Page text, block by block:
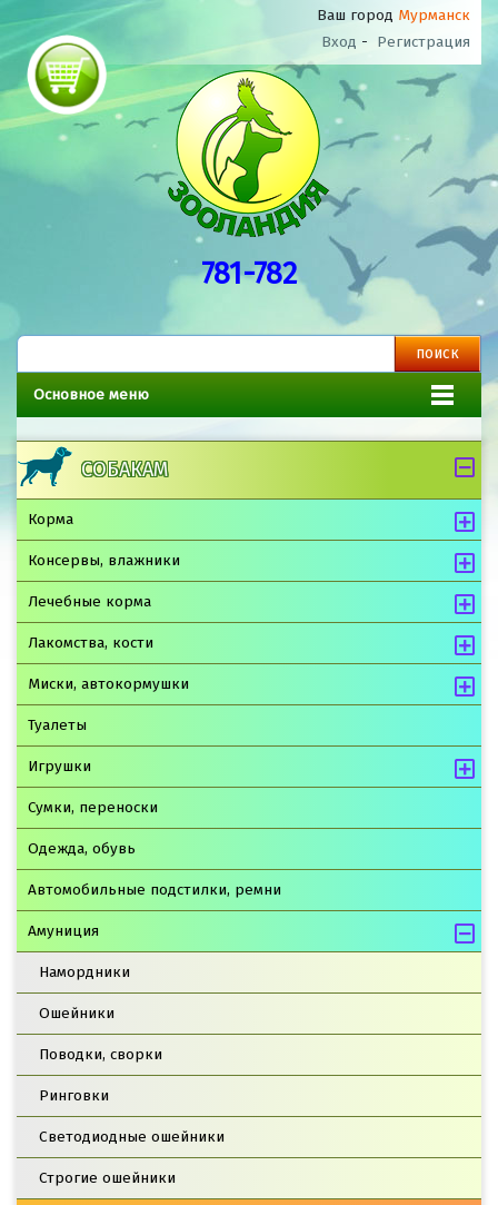
Ваш город Мурманск
Вход - Регистрация
781-782
Основное меню
СОБАКАМ
Корма
Консервы, влажники
Лечебные корма
Лакомства, кости
Миски, автокормушки
Туалеты
Игрушки
Сумки, переноски
Одежда, обувь
Автомобильные подстилки, ремни
Амуниция
Намордники
Ошейники
Поводки, сворки
Ринговки
Светодиодные ошейники
Строгие ошейники